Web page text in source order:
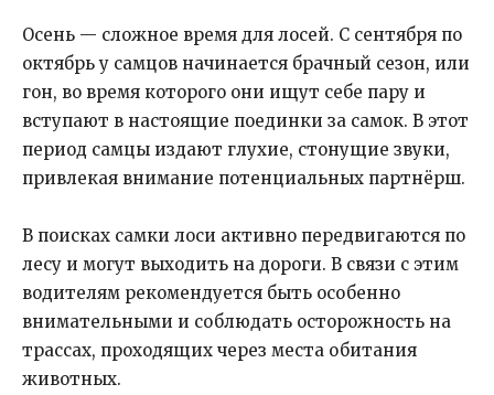
Осень — сложное время для лосей. С сентября по
октябрь у самцов начинается брачный сезон, или
гон, во время которого они ищут себе пару и
вступают в настоящие поединки за самок. В этот
период самцы издают глухие, стонущие звуки,
привлекая внимание потенциальных партнёрш.
В поисках самки лоси активно передвигаются по
лесу и могут выходить на дороги. В связи с этим
водителям рекомендуется быть особенно
внимательными и соблюдать осторожность на
трассах, проходящих через места обитания
животных.